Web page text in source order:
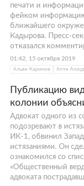
печати и
фейком
ближайшего
Кадырова. Пресс-
отказался
01:42, 15 октября 2019
Альви Каримов Апти
Публикацию
колонии
Адвокат одного из
подозревают в
ИК-1, обвинил
истязаниями. Он
ознакомился со
«Общественный
адвоката